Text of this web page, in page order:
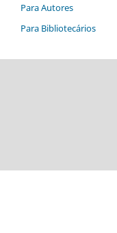
Para Autores
Para Bibliotecários